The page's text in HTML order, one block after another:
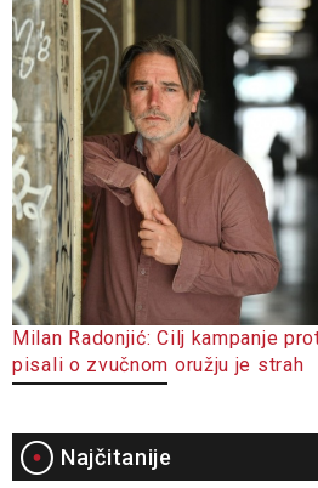
Milan Radonjić: Cilj kampanje
pisali o zvučnom oružju je strah
Najčitanije